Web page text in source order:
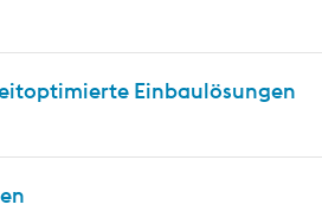
Einbaulösungen